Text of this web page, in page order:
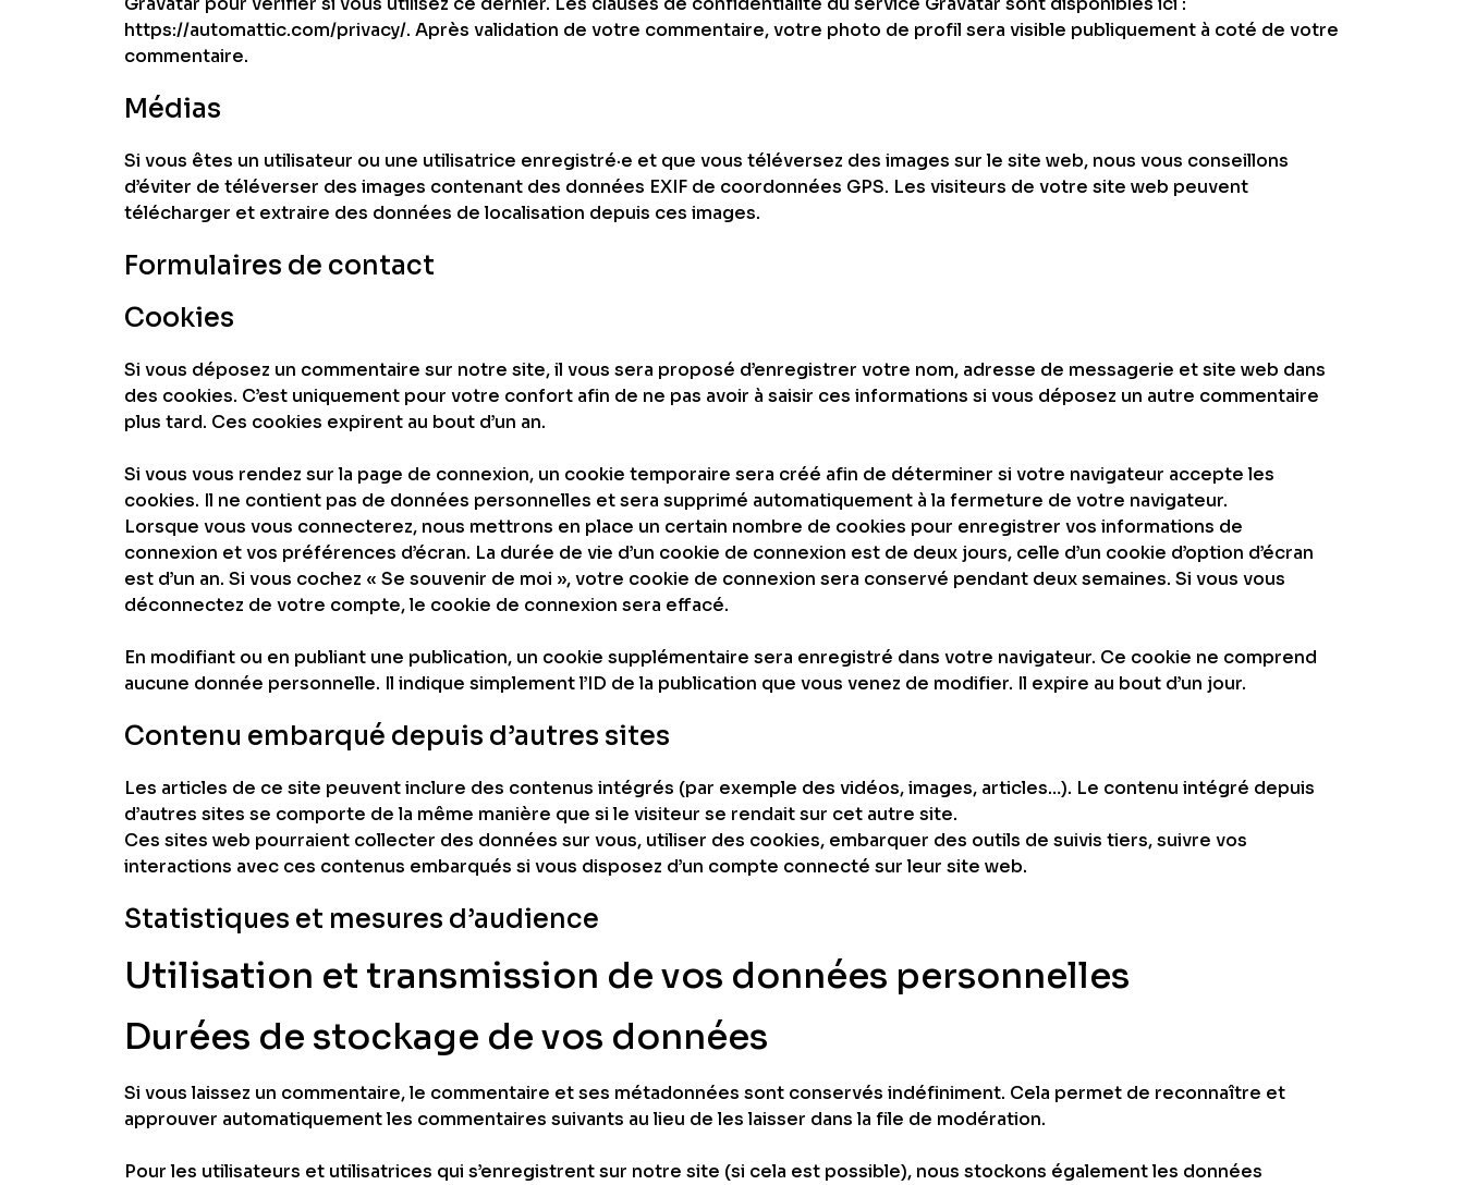
https://automattic.com/privacy/. Après validation de votre commentaire, votre photo de profil sera visible publiquement à coté de votre
commentaire.
Médias
Si vous êtes un utilisateur ou une utilisatrice enregistré·e et que vous téléversez des images sur le site web, nous vous conseillons
d’éviter de téléverser des images contenant des données EXIF de coordonnées GPS. Les visiteurs de votre site web peuvent
télécharger et extraire des données de localisation depuis ces images.
Formulaires de contact
Cookies
Si vous déposez un commentaire sur notre site, il vous sera proposé d’enregistrer votre nom, adresse de messagerie et site web dans
des cookies. C’est uniquement pour votre confort afin de ne pas avoir à saisir ces informations si vous déposez un autre commentaire
plus tard. Ces cookies expirent au bout d’un an.
Si vous vous rendez sur la page de connexion, un cookie temporaire sera créé afin de déterminer si votre navigateur accepte les
cookies. Il ne contient pas de données personnelles et sera supprimé automatiquement à la fermeture de votre navigateur.
Lorsque vous vous connecterez, nous mettrons en place un certain nombre de cookies pour enregistrer vos informations de
connexion et vos préférences d’écran. La durée de vie d’un cookie de connexion est de deux jours, celle d’un cookie d’option d’écran
est d’un an. Si vous cochez « Se souvenir de moi », votre cookie de connexion sera conservé pendant deux semaines. Si vous vous
déconnectez de votre compte, le cookie de connexion sera effacé.
En modifiant ou en publiant une publication, un cookie supplémentaire sera enregistré dans votre navigateur. Ce cookie ne comprend
aucune donnée personnelle. Il indique simplement l’ID de la publication que vous venez de modifier. Il expire au bout d’un jour.
Contenu embarqué depuis d’autres sites
Les articles de ce site peuvent inclure des contenus intégrés (par exemple des vidéos, images, articles…). Le contenu intégré depuis
d’autres sites se comporte de la même manière que si le visiteur se rendait sur cet autre site.
Ces sites web pourraient collecter des données sur vous, utiliser des cookies, embarquer des outils de suivis tiers, suivre vos
interactions avec ces contenus embarqués si vous disposez d’un compte connecté sur leur site web.
Statistiques et mesures d’audience
Utilisation et transmission de vos données personnelles
Durées de stockage de vos données
Si vous laissez un commentaire, le commentaire et ses métadonnées sont conservés indéfiniment. Cela permet de reconnaître et
approuver automatiquement les commentaires suivants au lieu de les laisser dans la file de modération.
Pour les utilisateurs et utilisatrices qui s’enregistrent sur notre site (si cela est possible), nous stockons également les données